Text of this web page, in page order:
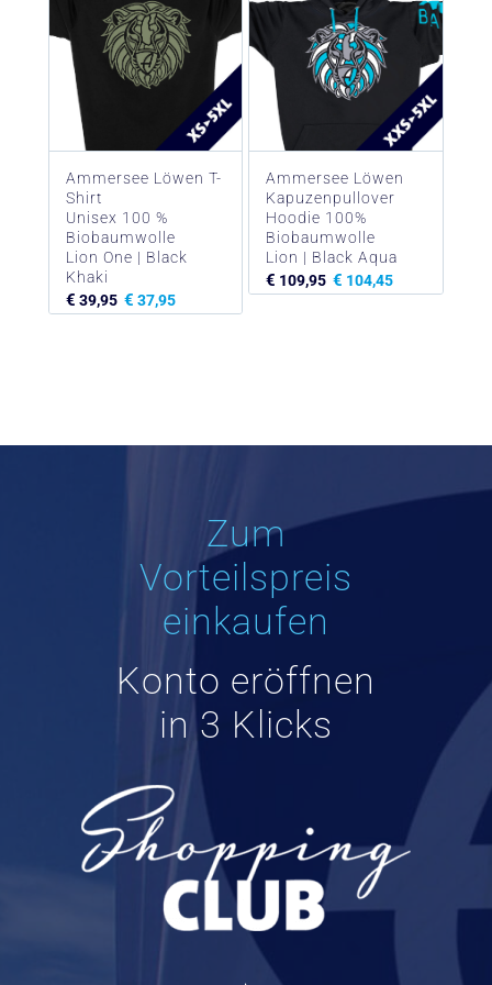
Ammersee Löwen T-
Shirt
Unisex 100 %
Biobaumwolle
Lion One | Black
Khaki
€ 39,95 € 37,95
Ammersee Löwen
Kapuzenpullover
Hoodie 100%
Biobaumwolle
Lion | Black Aqua
€ 109,95 € 104,45
Zum
Vorteilspreis
einkaufen
Konto eröffnen
in 3 Klicks